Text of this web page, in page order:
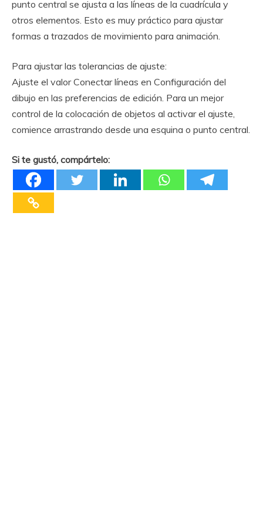
punto central se ajusta a las líneas de la cuadrícula y
otros elementos. Esto es muy práctico para ajustar
formas a trazados de movimiento para animación.
Para ajustar las tolerancias de ajuste:
Ajuste el valor Conectar líneas en Configuración del
dibujo en las preferencias de edición. Para un mejor
control de la colocación de objetos al activar el ajuste,
comience arrastrando desde una esquina o punto central.
Si te gustó, compártelo: